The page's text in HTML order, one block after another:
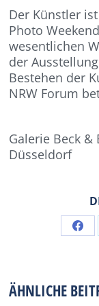
Der Künstler
Photo
wesentlichen
der
Bestehen der
NRW Forum
Galerie Beck &
Düsseldorf
ÄHNLICHE